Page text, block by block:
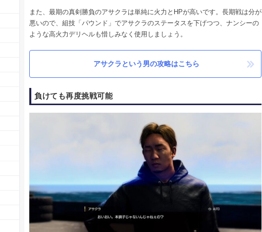
また、最期の真剣勝負のアサクラは単純に火力とHPが高いです。長期戦は分が
悪いので、組技「パウンド」でアサクラのステータスを下げつつ、ナンシーの
ような高火力デリヘルも惜しみなく使用しましょう。
アサクラという男の攻略はこちら
負けても再度挑戦可能